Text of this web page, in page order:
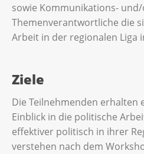
sowie Kommunikations-
Themenverantwortliche die
Arbeit in der regionalen Liga
Ziele
Die Teilnehmenden erhalten
Einblick in die politische
effektiver politisch in ihrer
verstehen nach dem